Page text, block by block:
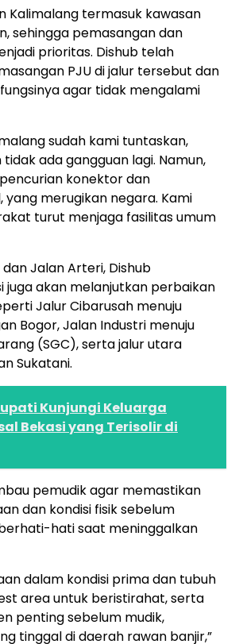
Kalimalang termasuk kawasan
sehingga pemasangan dan
prioritas. Dishub telah
PJU di jalur tersebut dan
agar tidak mengalami
sudah kami tuntaskan,
ada gangguan lagi. Namun,
konektor dan
yang merugikan negara. Kami
turut menjaga fasilitas umum
Jalan Arteri, Dishub
juga akan melanjutkan perbaikan
Jalur Cibarusah menuju
Bogor, Jalan Industri menuju
(SGC), serta jalur utara
Sukatani.
Kunjungi Keluarga
Bekasi yang Terisolir di
pemudik agar memastikan
dan kondisi fisik sebelum
hati saat meninggalkan
dalam kondisi prima dan tubuh
area untuk beristirahat, serta
penting sebelum mudik,
tinggal di daerah rawan banjir,”